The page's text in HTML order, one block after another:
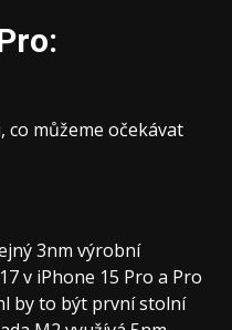
můžeme očekávat
3nm výrobní
v iPhone 15 Pro a Pro
by to být první stolní